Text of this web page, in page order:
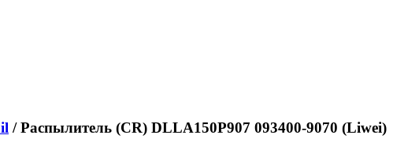
/ Распылитель (CR) DLLA150P907 093400-9070 (Liwei)